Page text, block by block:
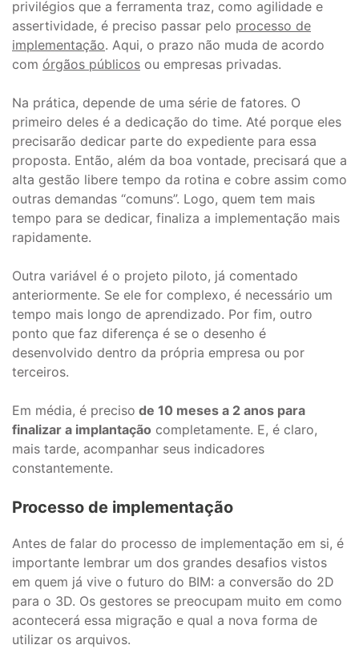
privilégios que a ferramenta traz, como agilidade e
assertividade, é preciso passar pelo processo de
implementação. Aqui, o prazo não muda de acordo
com órgãos públicos ou empresas privadas.
Na prática, depende de uma série de fatores. O
primeiro deles é a dedicação do time. Até porque eles
precisarão dedicar parte do expediente para essa
proposta. Então, além da boa vontade, precisará que a
alta gestão libere tempo da rotina e cobre assim como
outras demandas “comuns”. Logo, quem tem mais
tempo para se dedicar, finaliza a implementação mais
rapidamente.
Outra variável é o projeto piloto, já comentado
anteriormente. Se ele for complexo, é necessário um
tempo mais longo de aprendizado. Por fim, outro
ponto que faz diferença é se o desenho é
desenvolvido dentro da própria empresa ou por
terceiros.
Em média, é preciso de 10 meses a 2 anos para
finalizar a implantação completamente. E, é claro,
mais tarde, acompanhar seus indicadores
constantemente.
Processo de implementação
Antes de falar do processo de implementação em si, é
importante lembrar um dos grandes desafios vistos
em quem já vive o futuro do BIM: a conversão do 2D
para o 3D. Os gestores se preocupam muito em como
acontecerá essa migração e qual a nova forma de
utilizar os arquivos.